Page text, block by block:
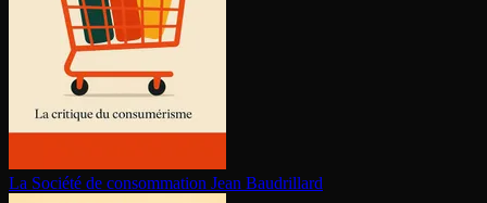
La Société de consom­ma­tion Jean Baudrillard